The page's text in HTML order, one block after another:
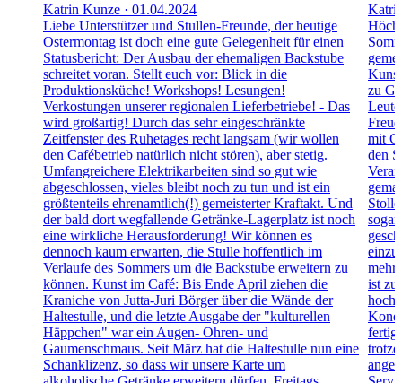
Katrin Kunze · 01.04.2024
Liebe Unterstützer und Stullen-Freunde, der heutige
Ostermontag ist doch eine gute Gelegenheit für einen
Statusbericht: Der Ausbau der ehemaligen Backstube
schreitet voran. Stellt euch vor: Blick in die
Produktionsküche! Workshops! Lesungen!
Verkostungen unserer regionalen Lieferbetriebe! - Das
wird großartig! Durch das sehr eingeschränkte
Zeitfenster des Ruhetages recht langsam (wir wollen
den Cafébetrieb natürlich nicht stören), aber stetig.
Umfangreichere Elektrikarbeiten sind so gut wie
abgeschlossen, vieles bleibt noch zu tun und ist ein
größtenteils ehrenamtlich(!) gemeisterter Kraftakt. Und
der bald dort wegfallende Getränke-Lagerplatz ist noch
eine wirkliche Herausforderung! Wir können es
dennoch kaum erwarten, die Stulle hoffentlich im
Verlaufe des Sommers um die Backstube erweitern zu
können. Kunst im Café: Bis Ende April ziehen die
Kraniche von Jutta-Juri Börger über die Wände der
Haltestulle, und die letzte Ausgabe der "kulturellen
Häppchen" war ein Augen- Ohren- und
Gaumenschmaus. Seit März hat die Haltestulle nun eine
Schanklizenz, so dass wir unsere Karte um
zu
mit
den
ist zu